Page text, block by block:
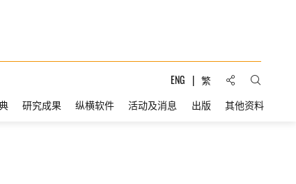
ENG 繁 分享到:打开搜
研究成果 纵横软件 活动及消息 出版 其他资料